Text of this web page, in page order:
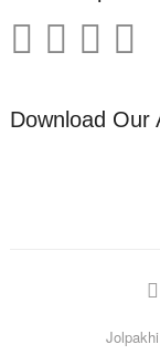
Download Our
Jolpakhi